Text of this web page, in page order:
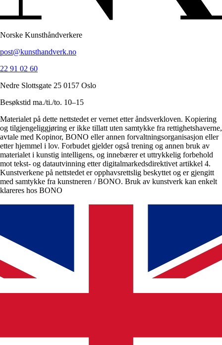
Norske Kunsthåndverkere
post@kunsthandverk.no
22 91 02 60
Nedre Slottsgate 25 0157 Oslo
Besøkstid ma./ti./to. 10–15
Materialet på dette nettstedet er vernet etter åndsverkloven. Kopiering
og tilgjengeliggjøring er ikke tillatt uten samtykke fra rettighetshaverne,
avtale med Kopinor, BONO eller annen forvaltningsorganisasjon eller
etter hjemmel i lov. Forbudet gjelder også trening og annen bruk av
materialet i kunstig intelligens, og innebærer et uttrykkelig forbehold
mot tekst- og datautvinning etter digitalmarkedsdirektivet artikkel 4.
Kunstverkene på nettstedet er opphavsrettslig beskyttet og er gjengitt
med samtykke fra kunstneren / BONO. Bruk av kunstverk kan enkelt
klareres hos BONO